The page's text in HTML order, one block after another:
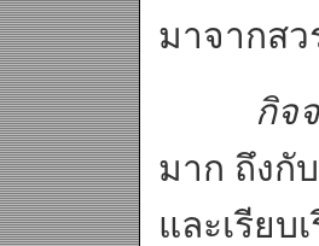
มาจากส
กิจ
มาก ถึงกั
และเรียบ